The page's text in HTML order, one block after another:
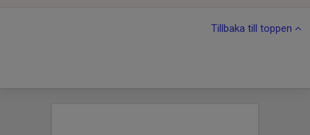
Tillbaka till toppen